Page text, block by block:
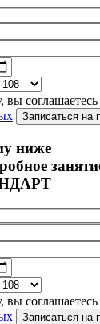
вы соглашаетесь
Записаться на
ниже
вы соглашаетесь
Записаться на